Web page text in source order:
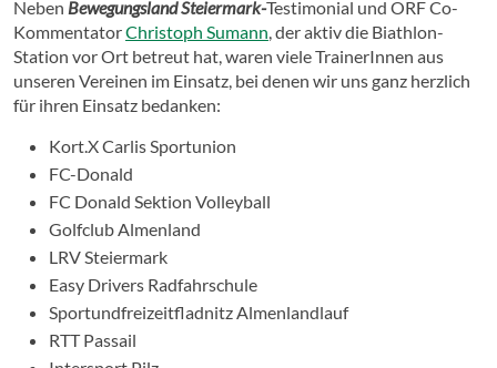
Neben Bewegungsland Steiermark-Testimonial und ORF Co-
KommentatorChristoph Sumann , der aktiv die Biathlon-
Station vor Ort betreut hat, waren viele TrainerInnen aus
unseren Vereinen im Einsatz, bei denen wir uns ganz herzlich
für ihren Einsatz bedanken:
Kort.X Carlis Sportunion
FC-Donald
FC Donald Sektion Volleyball
Golfclub Almenland
LRV Steiermark
Easy Drivers Radfahrschule
Sportundfreizeitfladnitz Almenlandlauf
RTT Passail